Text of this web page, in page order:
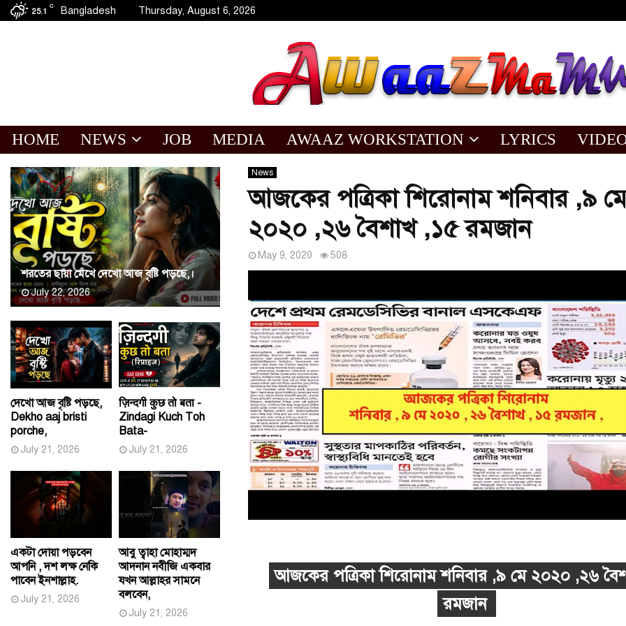
25.1
C Bangladesh Thursday, August 6, 2026
HOME NEWS JOB MEDIA AWAAZ WORKSTATION LYRICS
News
আজকের পত্রিকা শিরোনাম শনিবার ,৯ মে
২০২০ ,২৬ বৈশাখ ,১৫ রমজান
May 9, 2020 508
আজকের পত্রিকা শিরোনাম শনিবার ,৯ মে ২০২০ ,২৬
রমজান
শরতের ছায়া মেখে দেখো আজ বৃষ্টি পড়ছে,।
July 22, 2026
দেখো আজ বৃষ্টি পড়ছে,
Dekho aaj bristi
porche,
July 21, 2026
ज़िन्दगी कुछ तो बता -
Zindagi Kuch Toh
Bata-
July 21, 2026
একটা দোয়া পড়বেন
আপনি , দশ লক্ষ নেকি
পাবেন ইনশাল্লাহ.
July 21, 2026
আবু ত্বাহা মোহাম্মদ
আদনান নবীজি একবার
যখন আল্লাহর সামনে
বলবেন,
July 21, 2026